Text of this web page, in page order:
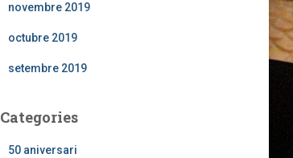
novembre 2019
octubre 2019
setembre 2019
Categories
50 aniversari